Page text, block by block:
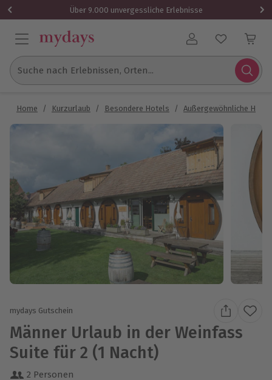
Über 9.000 unvergessliche Erlebnisse
Benutzerkonto
Suche nach Erlebnissen, Orten...
Home / Kurzurlaub / Besondere Hotels / Außergewöhnliche
mydays Gutschein
Männer Urlaub in der Weinfass
Suite für 2 (1 Nacht)
2 Personen